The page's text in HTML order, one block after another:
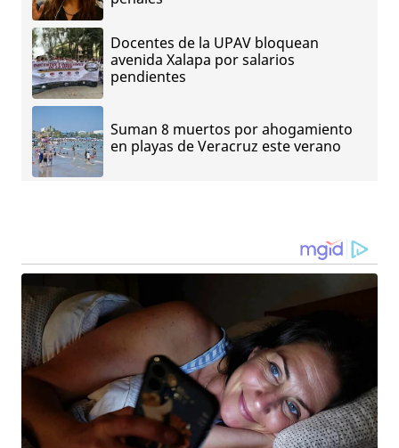
Docentes de la UPAV bloquean
avenida Xalapa por salarios
pendientes
Suman 8 muertos por ahogamiento
en playas de Veracruz este verano